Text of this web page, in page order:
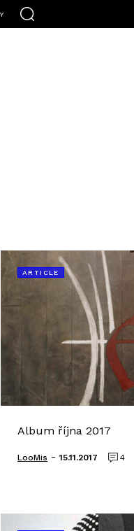
ARTICLE
Album října 2017
LooMis - 15.11.2017 4